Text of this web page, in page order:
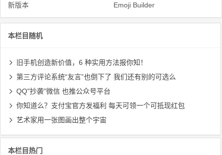
新版本 Emoji Builder
本栏目随机
旧手机创造新价值，6 种实用方法报你知！
第三方评论系统“友言”也倒下了 我们还有别的可选么
QQ"抄袭"微信 也推公众号平台
你知道么？支付宝官方发福利 每天可领一个可抵现红包
艺术家用一张图画出整个宇宙
本栏目热门